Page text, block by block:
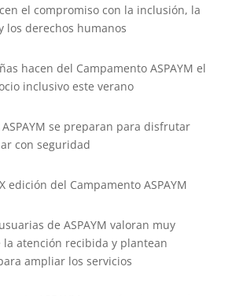
el compromiso con la inclusión, la
los derechos humanos
hacen del Campamento ASPAYM el
inclusivo este verano
se preparan para disfrutar
con seguridad
edición del Campamento ASPAYM
de ASPAYM valoran muy
la atención recibida y plantean
ampliar los servicios